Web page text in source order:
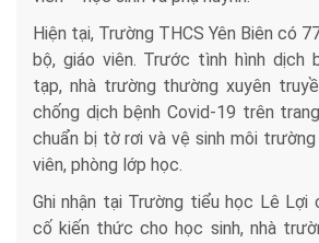
Hiện tại, Trường THCS Yên Biên có
bộ, giáo viên. Trước tình hình dịch
tạp, nhà trường thường xuyên
chống dịch bệnh Covid-19 trên
chuẩn bị tờ rơi và vệ sinh môi trường
viên, phòng lớp học.
Ghi nhận tại Trường tiểu học Lê Lợi
cố kiến thức cho học sinh, nhà